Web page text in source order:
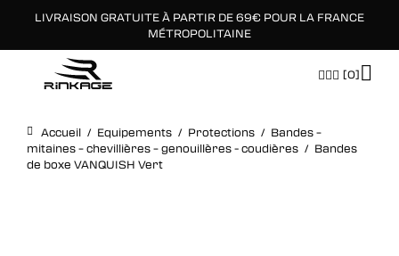
LIVRAISON GRATUITE À PARTIR DE 69€ POUR LA FRANCE
MÉTROPOLITAINE
[0]
Accueil / Equipements / Protections / Bandes –
mitaines – chevillières – genouillères - coudières / Bandes
de boxe VANQUISH Vert